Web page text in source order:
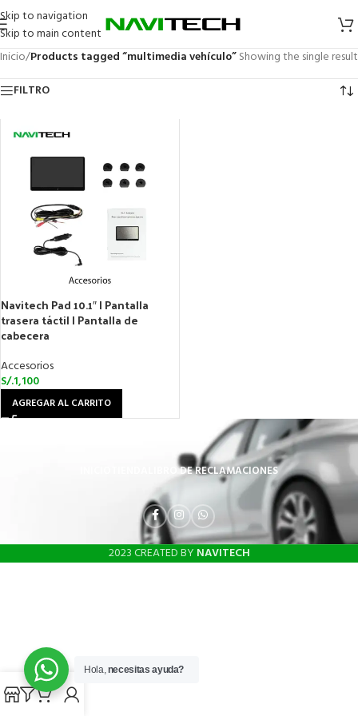
Skip to navigation
Skip to main content
Inicio/Products tagged “multimedia vehículo”Showing the single result
FILTRO
Navitech Pad 10.1″ | Pantalla
trasera táctil | Pantalla de
cabecera
Accesorios
S/.1,100
AGREGAR AL CARRITO
LIBRO DE RECLAMACIONES
2023 CREATED BY NAVITECH
Hola,necesitas ayuda?